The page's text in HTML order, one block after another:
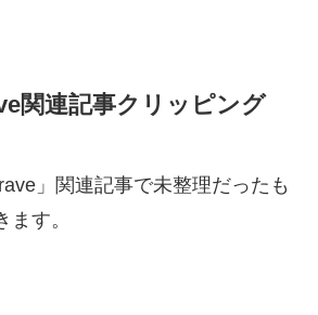
関連記事クリッピング
」関連記事で未整理だったも
す。